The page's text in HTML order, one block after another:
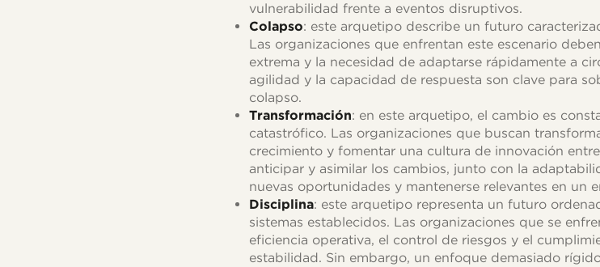
vulnerabilidad frente a eventos disruptivos.
Colapso: este arquetipo describe un futuro
Las organizaciones que enfrentan este escenario
extrema y la necesidad de adaptarse rápidamente a
agilidad y la capacidad de respuesta son clave para
colapso.
Transformación: en este arquetipo, el cambio es
catastrófico. Las organizaciones que buscan
crecimiento y fomentar una cultura de innovación
anticipar y asimilar los cambios, junto con la
nuevas oportunidades y mantenerse relevantes en un
Disciplina: este arquetipo representa un futuro
sistemas establecidos. Las organizaciones que se
eficiencia operativa, el control de riesgos y el
estabilidad. Sin embargo, un enfoque demasiado